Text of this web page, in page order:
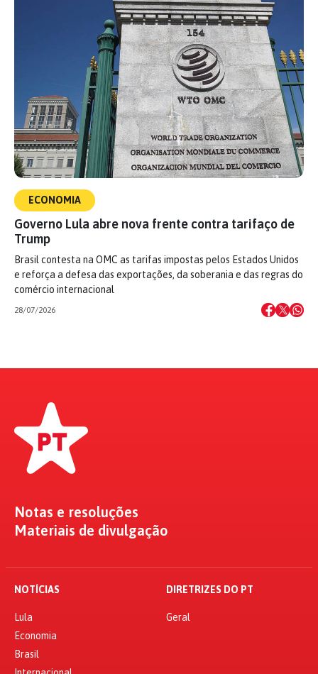
ECONOMIA
Governo Lula abre nova frente contra tarifaço de
Trump
Brasil contesta na OMC as tarifas impostas pelos Estados Unidos
e reforça a defesa das exportações, da soberania e das regras do
comércio internacional
28/07/2026
Notas e resoluções
Materiais de divulgação
NOTÍCIAS
Lula
Economia
Brasil
DIRETRIZES DO PT
Geral